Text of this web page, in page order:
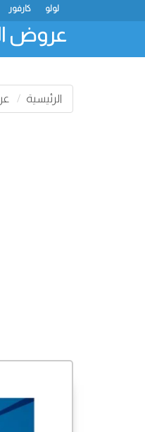
كارفور لولو
عروض
الرئيسية